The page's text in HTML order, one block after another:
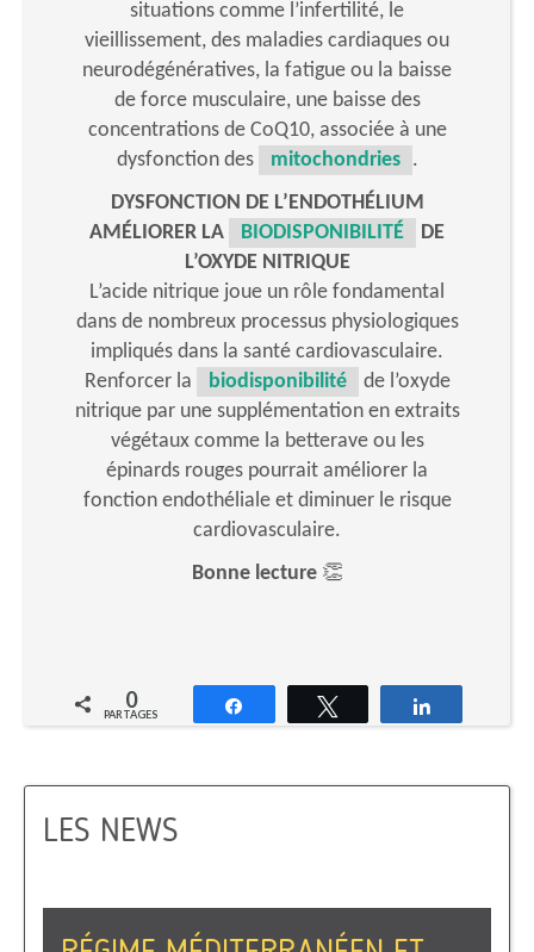
situations comme l’infertilité, le
vieillissement, des maladies cardiaques ou
neurodégénératives, la fatigue ou la baisse
de force musculaire, une baisse des
concentrations de CoQ10, associée à une
dysfonction des
mitochondries
.
DYSFONCTION DE L’ENDOTHÉLIUM
AMÉLIORER LA
BIODISPONIBILITÉ
DE
L’OXYDE NITRIQUE
L’acide nitrique joue un rôle fondamental
dans de nombreux processus physiologiques
impliqués dans la santé cardiovasculaire.
Renforcer la
biodisponibilité
de l’oxyde
nitrique par une supplémentation en extraits
végétaux comme la betterave ou les
épinards rouges pourrait améliorer la
fonction endothéliale et diminuer le risque
cardiovasculaire.
Bonne lecture👏
0
PARTAGES Partagez Tweetez
LES NEWS